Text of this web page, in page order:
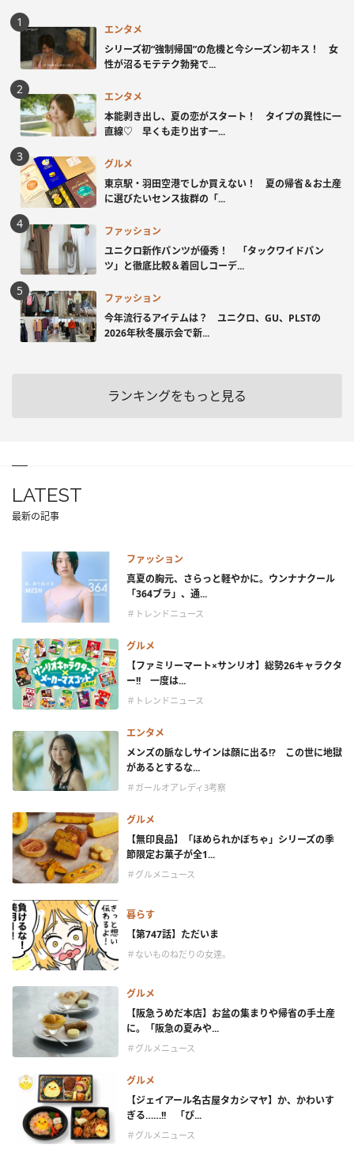
エンタメ
シリーズ初“強制帰国”の危機と今シーズン初キス！ 女
性が沼るモテテク勃発で...
エンタメ
本能剥き出し、夏の恋がスタート！ タイプの異性に一
直線♡ 早くも走り出す一...
グルメ
東京駅・羽田空港でしか買えない！ 夏の帰省＆お土産
に選びたいセンス抜群の「...
ファッション
ユニクロ新作パンツが優秀！ 「タックワイドパン
ツ」と徹底比較＆着回しコーデ...
ファッション
今年流行るアイテムは？ ユニクロ、GU、PLSTの
2026年秋冬展示会で新...
ランキングをもっと見る
LATEST
最新の記事
ファッション
真夏の胸元、さらっと軽やかに。ウンナナクール
「364ブラ」、通...
＃トレンドニュース
グルメ
【ファミリーマート×サンリオ】総勢26キャラクタ
ー!! 一度は...
＃トレンドニュース
エンタメ
メンズの脈なしサインは顔に出る!? この世に地獄
があるとするな...
＃ガールオアレディ3考察
グルメ
【無印良品】「ほめられかぼちゃ」シリーズの季
節限定お菓子が全1...
＃グルメニュース
暮らす
【第747話】ただいま
＃ないものねだりの女達。
グルメ
【阪急うめだ本店】お盆の集まりや帰省の手土産
に。「阪急の夏みや...
＃グルメニュース
グルメ
【ジェイアール名古屋タカシマヤ】か、かわいす
ぎる……!! 「ぴ...
＃グルメニュース